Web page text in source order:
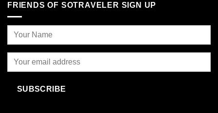
FRIENDS OF SOTRAVELER SIGN UP
SUBSCRIBE